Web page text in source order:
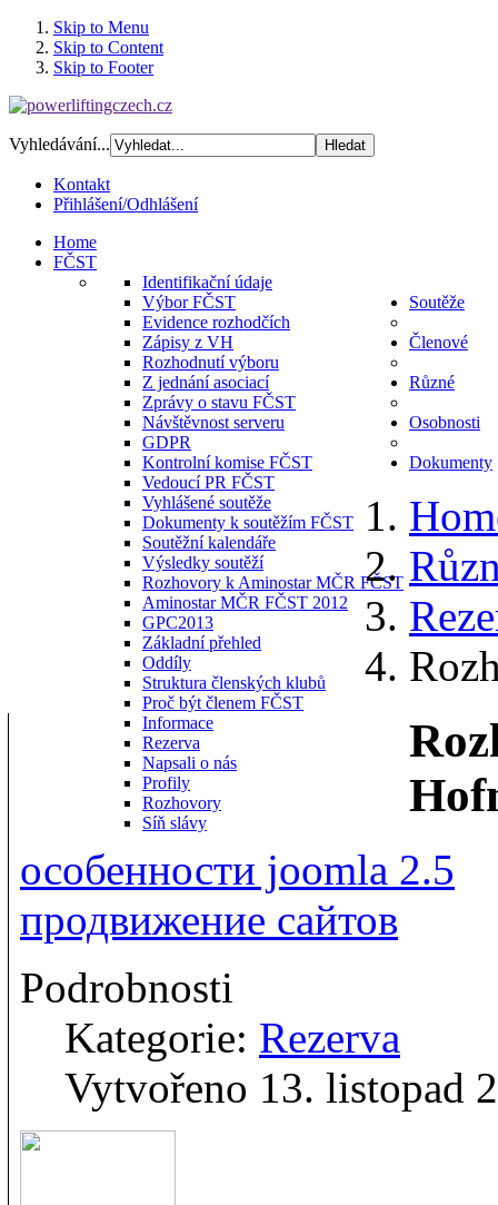
Skip to Menu
Skip to Content
Skip to Footer
Vyhledávání...
Kontakt
Přihlášení/Odhlášení
Home
FČST
Identifikační údaje
Výbor FČST
Evidence rozhodčích
Zápisy z VH
Rozhodnutí výboru
Z jednání asociací
Zprávy o stavu FČST
Návštěvnost serveru
GDPR
Kontrolní komise FČST
Vedoucí PR FČST
Soutěže
Vyhlášené soutěže
Dokumenty k soutěžím FČST
Soutěžní kalendáře
Výsledky soutěží
Rozhovory k Aminostar MČR FČST
Aminostar MČR FČST 2012
GPC2013
Členové
Základní přehled
Oddíly
Struktura členských klubů
Proč být členem FČST
Různé
Informace
Rezerva
Osobnosti
Napsali o nás
Profily
Rozhovory
Síň slávy
Dokumenty
особенности joomla 2.5
продвижение сайтов
Podrobnosti
Kategorie: Rezerva
Vytvořeno 13. listopad